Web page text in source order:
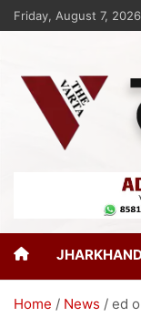
Friday, August 7, 2026
The
Home News ed